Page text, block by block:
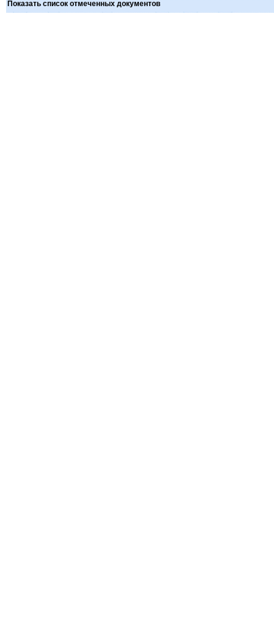
Показать список отмеченных документов